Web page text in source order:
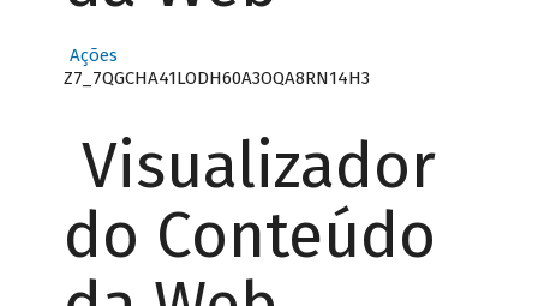
Ações
Z7_7QGCHA41LODH60A3OQA8RN14H3
Visualizador
do Conteúdo